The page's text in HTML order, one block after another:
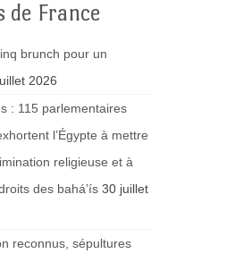
de France
brunch pour un
2026
: 115 parlementaires
l’Égypte à mettre
religieuse et à
des bahá’ís 30 juillet
reconnus, sépultures